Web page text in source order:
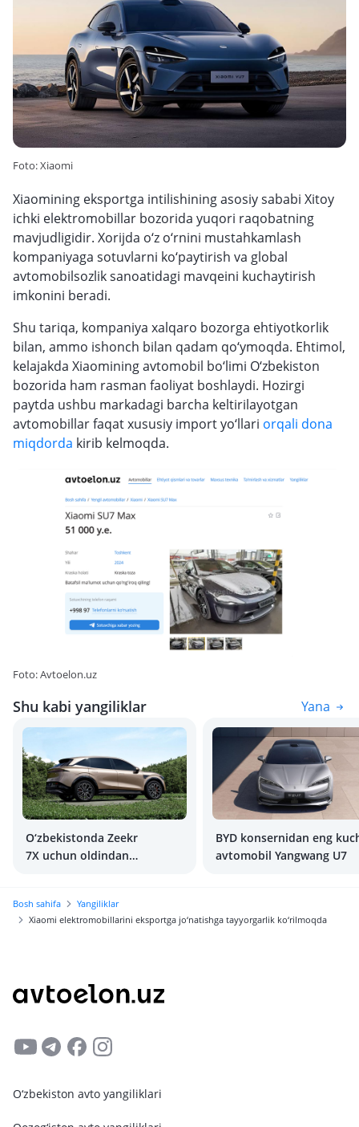
Foto: Xiaomi
Xiaomining eksportga intilishining asosiy sababi Xitoy
ichki elektromobillar bozorida yuqori raqobatning
mavjudligidir. Xorijda o‘z o‘rnini mustahkamlash
kompaniyaga sotuvlarni ko‘paytirish va global
avtomobilsozlik sanoatidagi mavqeini kuchaytirish
imkonini beradi.
Shu tariqa, kompaniya xalqaro bozorga ehtiyotkorlik
bilan, ammo ishonch bilan qadam qo‘ymoqda. Ehtimol,
kelajakda Xiaomining avtomobil bo‘limi O‘zbekiston
bozorida ham rasman faoliyat boshlaydi. Hozirgi
paytda ushbu markadagi barcha keltirilayotgan
avtomobillar faqat xususiy import yo‘llari orqali dona
miqdorda kirib kelmoqda.
Foto: Avtoelon.uz
Shu kabi yangiliklar Yana
O‘zbekistonda Zeekr
7X uchun oldindan
BYD konsernidan eng
avtomobil Yangwang U7
Bosh sahifa
Yangiliklar
Xiaomi elektromobillarini eksportga jo‘natishga tayyorgarlik ko‘rilmoqda
O‘zbekiston avto yangiliklari